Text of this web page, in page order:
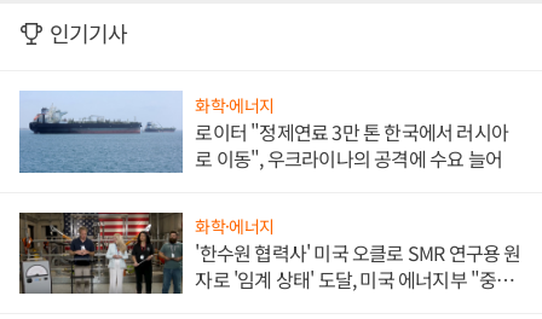
인기기사
화학·에너지
로이터 "정제연료 3만 톤 한국에서 러시아
로 이동", 우크라이나의 공격에 수요 늘어
화학·에너지
'한수원 협력사' 미국 오클로 SMR 연구용 원
자로 '임계 상태' 도달, 미국 에너지부 "중요